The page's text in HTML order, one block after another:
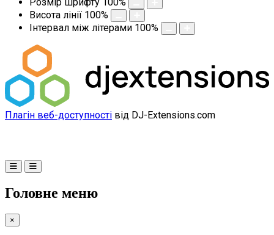
Висота лінії 100%
Інтервал між літерами 100%
Плагін веб-доступності від DJ-Extensions.com
Головне меню
×